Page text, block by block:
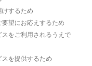
けするため
要望にお応えするため
スをご利用されるうえで
スを提供するため